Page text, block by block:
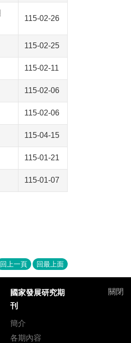
115-02-26
115-02-25
115-02-11
115-02-06
115-02-06
115-04-15
115-01-21
115-01-07
回上一頁 回最上面
關閉
國家發展研究期
刊
簡介
各期內容